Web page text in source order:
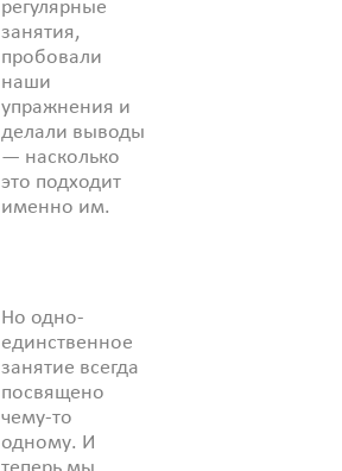
регулярные
занятия,
пробовали
наши
упражнения и
делали выводы
— насколько
это подходит
именно им.
Но одно-
единственное
занятие всегда
посвящено
чему-то
одному. И